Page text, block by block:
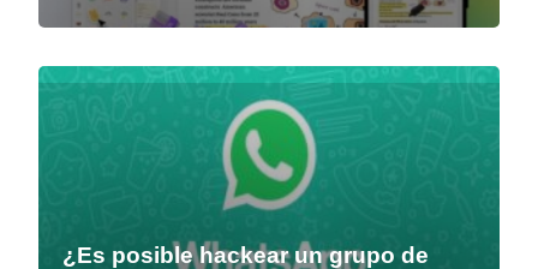
¿Es posible hackear un grupo de